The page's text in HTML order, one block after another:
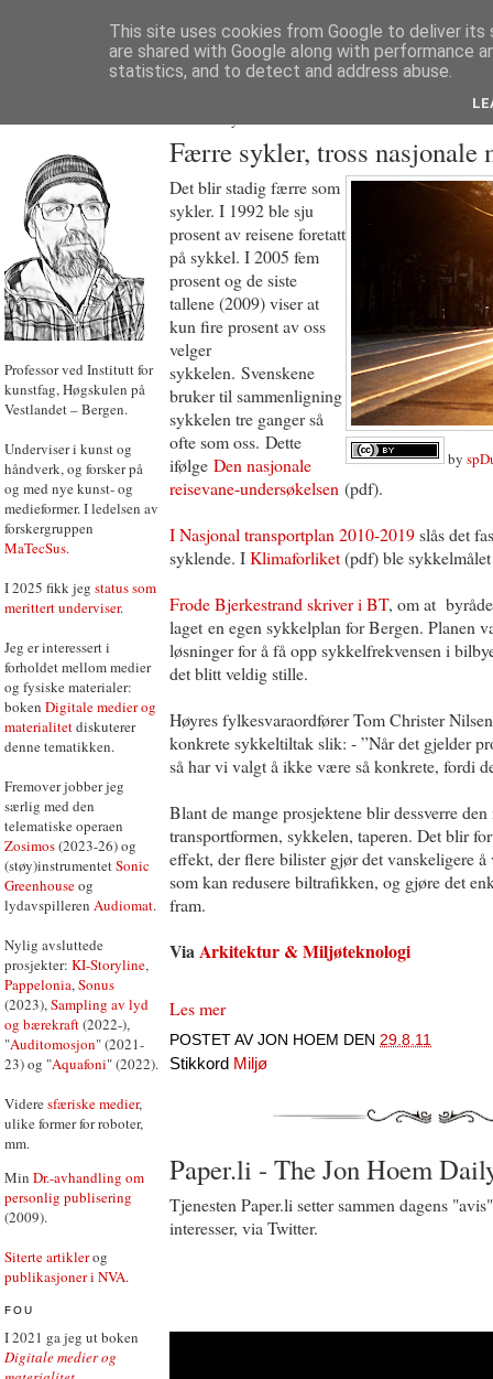
Professor ved Institutt for
kunstfag, Høgskulen på
Vestlandet – Bergen.
Underviser i kunst og
håndverk, og forsker på
og med nye kunst- og
medieformer. I ledelsen av
forskergruppen
MaTecSus.
I 2025 fikk jeg status som
merittert underviser.
Jeg er interessert i
forholdet mellom medier
og fysiske materialer:
boken Digitale medier og
materialitetdiskuterer
denne tematikken.
Fremover jobber jeg
særlig med den
telematiske operaen
Zosimos(2023-26) og
(støy)instrumentetSonic
Greenhouseog
lydavspilleren Audiomat.
Nylig avsluttede
prosjekter: KI-Storyline,
Pappelonia,Sonus
(2023),Sampling av lyd
og bærekraft(2022-),
"Auditomosjon" (2021-
23) og "Aquafoni" (2022).
Videresfæriske medier,
ulike former for roboter,
mm.
Min Dr.-avhandling om
personlig publisering
(2009).
Siterte artiklerog
publikasjoner i NVA.
FOU
I 2021 ga jeg ut boken
Digitale medier og
Færre sykler, tross nasjonale
by
Det blir stadig færre som
sykler. I 1992 ble sju
prosent av reisene foretatt
på sykkel. I 2005 fem
prosent og de siste
tallene (2009) viser at
kun fire prosent av oss
velger
sykkelen. Svenskene
bruker til sammenligning
sykkelen tre ganger så
ofte som oss. Dette
ifølge Den nasjonale
reisevane-undersøkelsen (pdf).
I Nasjonal transportplan 2010-2019slås det
syklende. IKlimaforliket(pdf) ble
Frode Bjerkestrand skriver i BT, om at
laget en egen sykkelplan for Bergen. Planen
løsninger for å få opp sykkelfrekvensen i
det blitt veldig stille.
Høyres fylkesvaraordfører Tom Christer
konkrete sykkeltiltak slik: - ”Når det gjelder
så har vi valgt å ikke være så konkrete, fordi
Blant de mange prosjektene blir dessverre
transportformen, sykkelen, taperen. Det blir
effekt, der flere bilister gjør det vanskeligere
som kan redusere biltrafikken, og gjøre det
fram.
ViaArkitektur & Miljøteknologi
Les mer
POSTET AV JON HOEM DEN 29.8.11
Stikkord Miljø
Paper.li - The Jon Hoem
Tjenesten Paper.li setter sammen dagens
interesser, via Twitter.
This site uses cookies from Google to deliver its
are shared with Google along with performance
statistics, and to detect and address abuse.